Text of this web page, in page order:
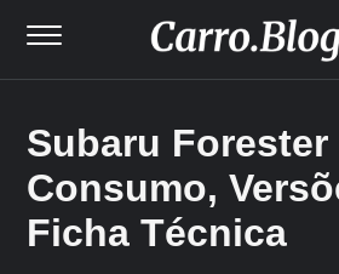
Subaru Forester
Consumo,
Ficha Técnica